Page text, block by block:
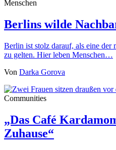
Menschen
Berlins wilde
Berlin ist stolz darauf, als eine der
zu gelten. Hier leben Menschen…
Von Darka Gorova
Communities
„Das Café
Zuhause“